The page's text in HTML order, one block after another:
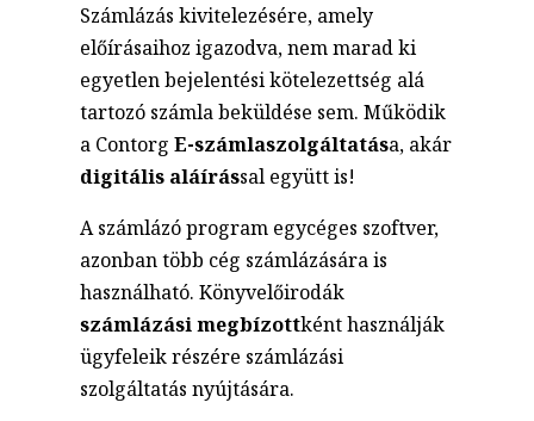
Számlázás kivitelezésére, amely
előírásaihoz igazodva, nem marad ki
egyetlen bejelentési kötelezettség alá
tartozó számla beküldése sem. Működik
a ContorgE-számlaszolgáltatása, akár
digitális aláírással együtt is!
A számlázó program egycéges szoftver,
azonban több cég számlázására is
használható. Könyvelőirodák
számlázási megbízottként használják
ügyfeleik részére számlázási
szolgáltatás nyújtására.